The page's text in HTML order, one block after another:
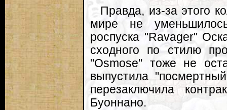
Правда, из-за этого
мире не
роспуска "Ravager"
сходного по стилю
"Osmose" тоже не
выпустила
перезаключила
Буоннано.